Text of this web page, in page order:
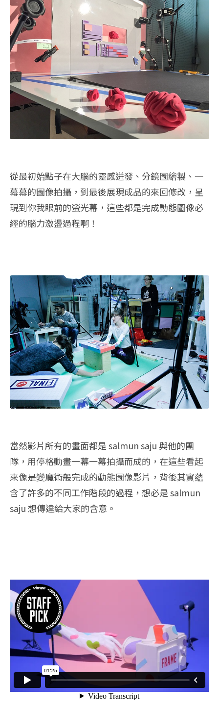
從最初始點子在大腦的靈感迸發、分鏡圖繪製、一
幕幕的圖像拍攝，到最後展現成品的來回修改，呈
現到你我眼前的螢光幕，這些都是完成動態圖像必
經的腦力激盪過程啊！
當然影片所有的畫面都是 salmun saju 與他的團
隊，用停格動畫一幕一幕拍攝而成的，在這些看起
來像是變魔術般完成的動態圖像影片，背後其實蘊
含了許多的不同工作階段的過程，想必是 salmun
saju 想傳達給大家的含意。